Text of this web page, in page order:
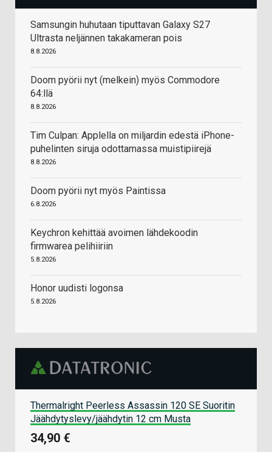
Samsungin huhutaan tiputtavan Galaxy S27
Ultrasta neljännen takakameran pois
8.8.2026
Doom pyörii nyt (melkein) myös Commodore
64:llä
8.8.2026
Tim Culpan: Applella on miljardin edestä iPhone-
puhelinten siruja odottamassa muistipiirejä
8.8.2026
Doom pyörii nyt myös Paintissa
6.8.2026
Keychron kehittää avoimen lähdekoodin
firmwarea pelihiiriin
5.8.2026
Honor uudisti logonsa
5.8.2026
Thermalright Peerless Assassin 120 SE Suoritin
Jäähdytyslevy/jäähdytin 12 cm Musta
34,90 €